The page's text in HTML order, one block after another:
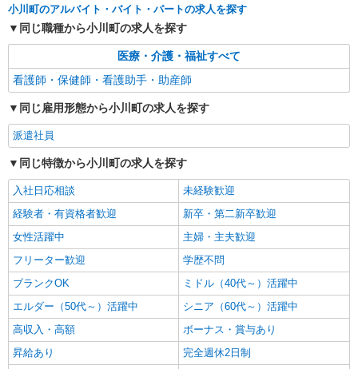
小川町のアルバイト・バイト・パートの求人を探す
同じ職種から小川町の求人を探す
医療・介護・福祉すべて
看護師・保健師・看護助手・助産師
同じ雇用形態から小川町の求人を探す
派遣社員
同じ特徴から小川町の求人を探す
入社日応相談
未経験歓迎
経験者・有資格者歓迎
新卒・第二新卒歓迎
女性活躍中
主婦・主夫歓迎
フリーター歓迎
学歴不問
ブランクOK
ミドル（40代～）活躍中
エルダー（50代～）活躍中
シニア（60代～）活躍中
高収入・高額
ボーナス・賞与あり
昇給あり
完全週休2日制